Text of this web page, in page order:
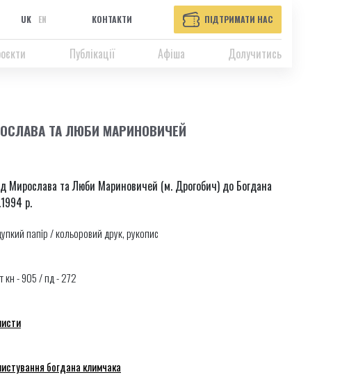
UK EN КОНТАКТИ ПІДТРИМАТИ НАС
Публікації Афіша Долучитись
ТА ЛЮБИ МАРИНОВИЧЕЙ
Мирослава та Люби Мариновичей (м. Дрогобич) до Богдана
р.
папір / кольоровий друк, рукопис
кн - 905 / пд - 272
богдана климчака